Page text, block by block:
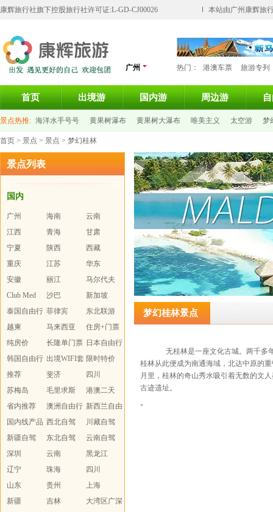
康辉旅行社旗下控股旅行社许可证:L-GD-CJ00026 本站由广州康辉旅
广州 热门： 港澳车票 旅游专列
首页 出境游 国内游 周边游
景点热推: 海洋水手号号 黄果树瀑布 黄果树大瀑布 唯美主义 太空游 梦
大屿山天坛大佛
首页 > 景点 > 景点 > 梦幻桂林
景点列表
国内
广州 海南
云南
江西
青海
甘肃
宁夏
陕西
西藏
重庆
江苏
华东
安徽
丽江
马尔代夫
Club Med
沙巴
新加坡
泰国自由行 菲律宾
东北联游
越柬
马来西亚
住房+门票
纯房价
长隆单门票 日本自由行
韩国自由行 出境WIFI套
餐
限时特价
WIFI
推荐 斐济
四川
苏梅岛
毛里求斯
港澳二天
省内推荐
澳洲自由行 新西兰自由
行
国内线产品
汇总
西北自驾
川藏自驾
新疆自驾
东北自驾
云南自驾
深圳
云南
黑龙江
辽宁
珠海
四川
山东
贵州
上海
新疆
吉林
大湾区广深
梦幻桂林景点
无桂林是一座文化古城。两千多年的
桂林从此便成为南通海域，北达中原的
月里，桂林的奇山秀水吸引着无数的文
古迹遗址。
"